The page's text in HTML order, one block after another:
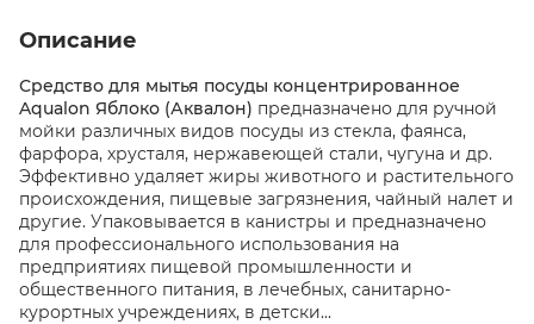
Описание
Средство для мытья посуды концентрированное
Aqualon Яблоко (Аквалон) предназначено для ручной
мойки различных видов посуды из стекла, фаянса,
фарфора, хрусталя, нержавеющей стали, чугуна и др.
Эффективно удаляет жиры животного и растительного
происхождения, пищевые загрязнения, чайный налет и
другие. Упаковывается в канистры и предназначено
для профессионального использования на
предприятиях пищевой промышленности и
общественного питания, в лечебных, санитарно-
курортных учреждениях, в детски...